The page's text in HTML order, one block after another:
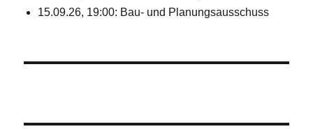
15.09.26, 19:00: Bau- und Planungsausschuss